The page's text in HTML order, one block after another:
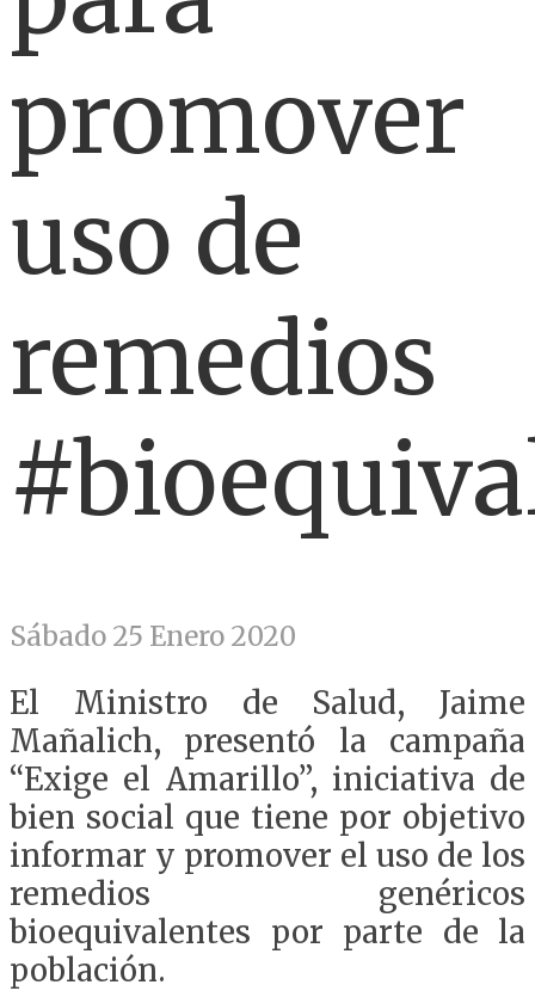
promover
uso de
remedios
Sábado 25 Enero 2020
El Ministro de Salud, Jaime
Mañalich, presentó la campaña
“Exige el Amarillo”, iniciativa de
bien social que tiene por objetivo
informar y promover el uso de los
remedios genéricos
bioequivalentes por parte de la
población.